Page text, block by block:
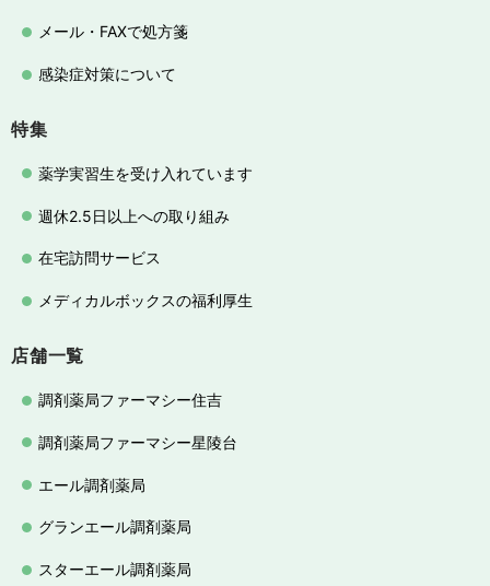
メール・FAXで処方箋
感染症対策について
特集
薬学実習生を受け入れています
週休2.5日以上への取り組み
在宅訪問サービス
メディカルボックスの福利厚生
店舗一覧
調剤薬局ファーマシー住吉
調剤薬局ファーマシー星陵台
エール調剤薬局
グランエール調剤薬局
スターエール調剤薬局